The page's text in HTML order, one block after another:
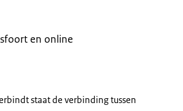
en online
staat de verbinding tussen